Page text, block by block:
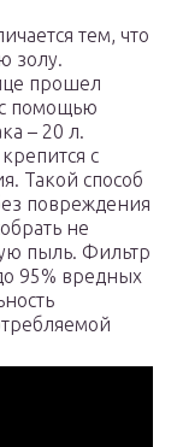
тем, что
золу.
прошел
помощью
– 20 л.
с
Такой способ
повреждения
не
пыль. Фильтр
95% вредных